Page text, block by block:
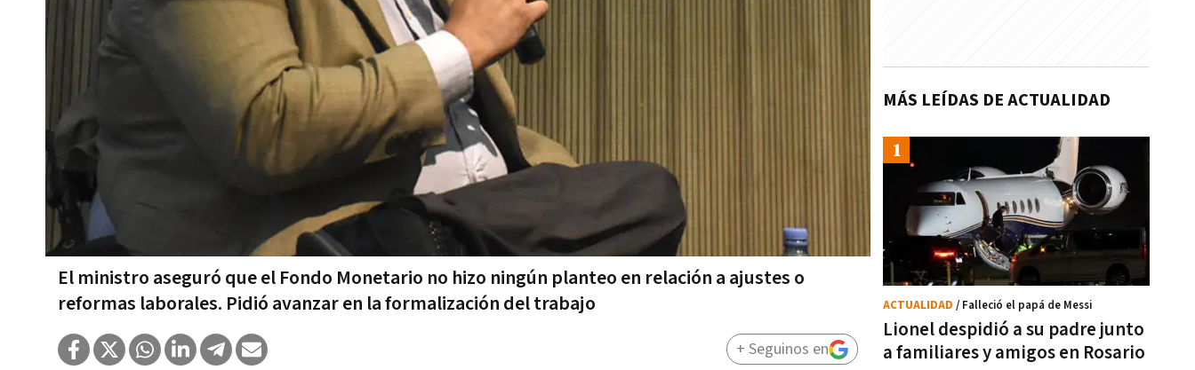
El ministro aseguró que el Fondo Monetario no hizo ningún planteo en relación a ajustes o
reformas laborales. Pidió avanzar en la formalización del trabajo
+ Seguinos en
MÁS LEÍDAS DE ACTUALIDAD
Lionel despidió a su padre junto
a familiares y amigos en Rosario
ACTUALIDAD / Falleció el papá de Messi